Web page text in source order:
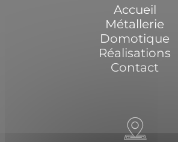
Accueil
Métallerie
Domotique
Réalisations
Contact